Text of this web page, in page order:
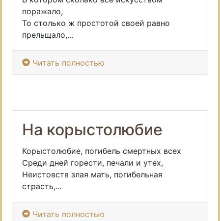
поражало,
То столько ж простотой своей равно
прельщало,...
Читать полностью
На корыстолюбие
Корыстолюбие, погибель смертных всех
Среди дней горести, печали и утех,
Неистовств злая мать, погибельная
страсть,...
Читать полностью